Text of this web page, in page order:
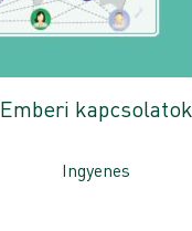
Emberi kapcsolatok
Ingyenes